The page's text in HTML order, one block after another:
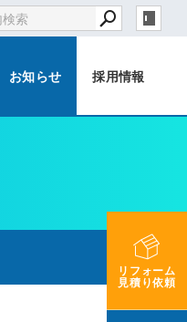
お知らせ 採用情報
リフォーム
見積り依頼